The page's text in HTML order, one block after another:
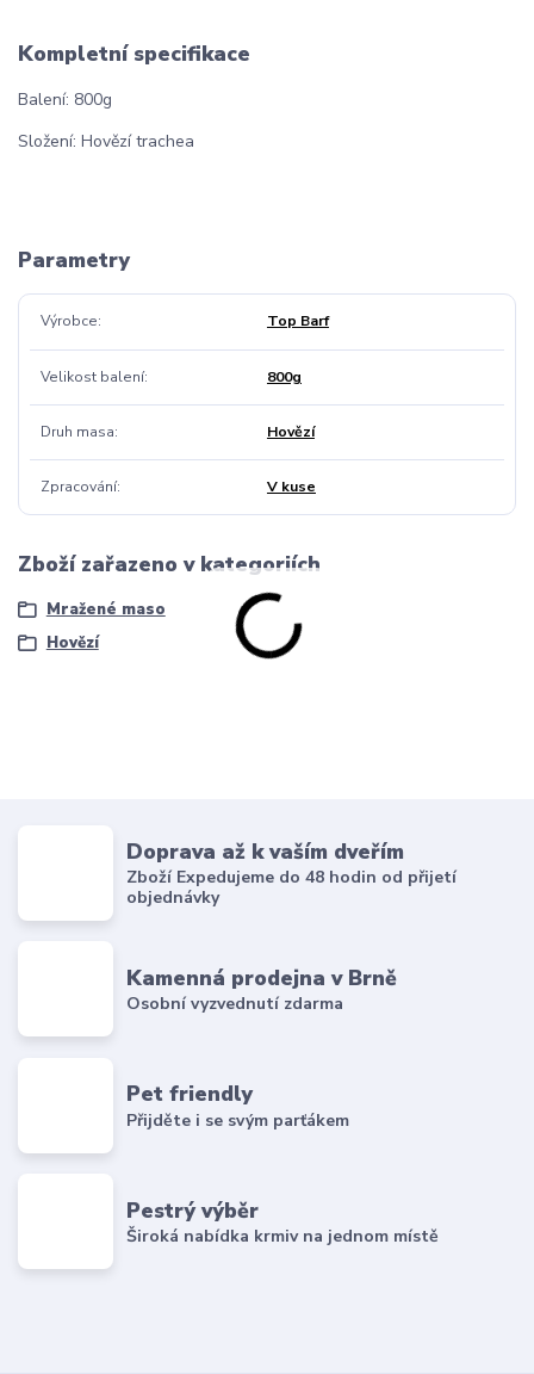
Kompletní specifikace
Balení: 800g
Složení: Hovězí trachea
Parametry
Výrobce Top Barf
Velikost balení 800g
Druh masa Hovězí
Zpracování V kuse
Zboží zařazeno v kategoriích
Mražené maso
Hovězí
Doprava až k vaším dveřím
Zboží Expedujeme do 48 hodin od přijetí
objednávky
Kamenná prodejna v Brně
Osobní vyzvednutí zdarma
Pet friendly
Přijděte i se svým parťákem
Pestrý výběr
Široká nabídka krmiv na jednom místě